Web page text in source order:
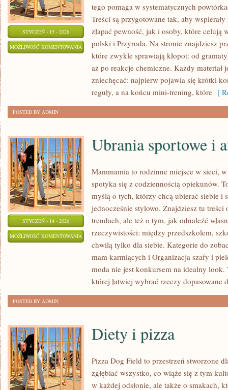
STYCZEŃ - 15 - 2026
MOŻLIWOŚĆ KOMENTOWANIA FIZYKA
tego pomaga w systematycznych
Treści są przygotowane tak, aby
złapać pewność, jak i osoby, które celują
polski i Przyroda. Na stronie znajdziesz
które zwykle sprawiają kłopot: od
aż po reakcje chemiczne. Każdy materiał
zniechęcać: najpierw pojawia się krótki
reguły, a na końcu mini-trening, które [
POSTED BY ADMIN
STYCZEŃ - 14 - 2026
MOŻLIWOŚĆ KOMENTOWANIA UBRANIA
SPORTOWE
ATHLEISURE
Ubrania sportowe i
Mammamia to rodzinne miejsce w sieci,
spotyka się z codziennością opiekunów.
myślą o tych, którzy chcą ubierać siebie i
jednocześnie stylowo. Znajdziesz tu
trendach, ale też o tym, jak odnaleźć
rzeczywistości: między przedszkolem,
chwilą tylko dla siebie. Kategorie do
mam karmiących i Organizacja szafy i
moda nie jest konkursem na idealny
której łatwiej wybrać rzeczy dopasowane
POSTED BY ADMIN
Diety i pizza
Pizza Dog Field to przestrzeń stworzone
zgłębiać wszystko, co wiąże się z tym
w każdej odsłonie, ale także o smakach,